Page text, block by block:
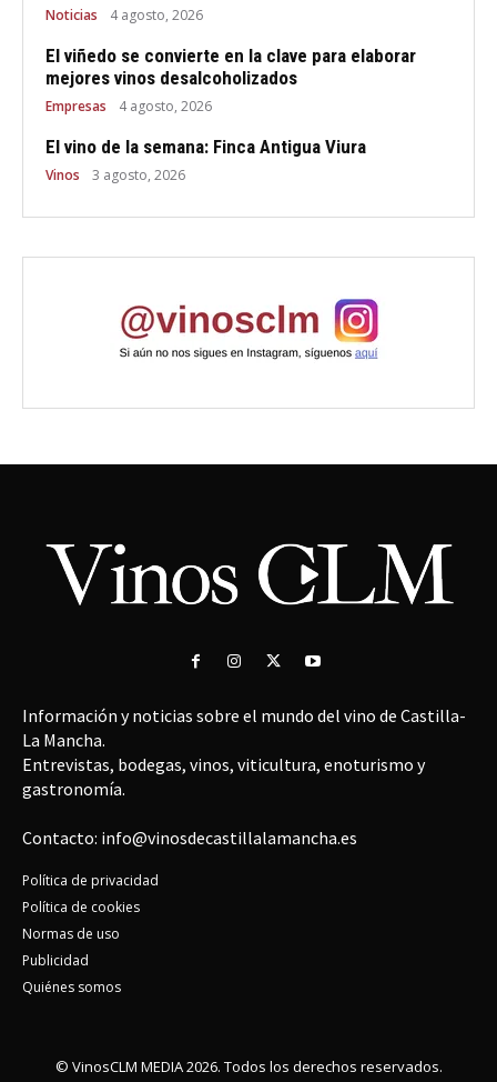
Noticias 4 agosto, 2026
El viñedo se convierte en la clave para elaborar
mejores vinos desalcoholizados
Empresas 4 agosto, 2026
El vino de la semana: Finca Antigua Viura
Vinos 3 agosto, 2026
Información y noticias sobre el mundo del vino de Castilla-
La Mancha.
Entrevistas, bodegas, vinos, viticultura, enoturismo y
gastronomía.
Contacto: info@vinosdecastillalamancha.es
Política de privacidad
Política de cookies
Normas de uso
Publicidad
Quiénes somos
© VinosCLM MEDIA 2026. Todos los derechos reservados.